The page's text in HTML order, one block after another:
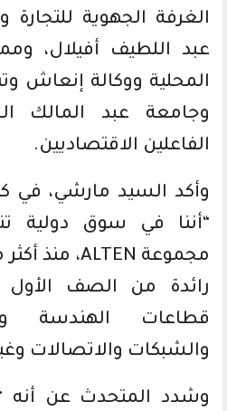
الغرفة الجهوية للتجارة
عبد اللطيف أفيلال،
المحلية ووكالة إنعاش
وجامعة عبد المالك
الفاعلين الاقتصاديين.
وأكد السيد مارشي، في
“أننا في سوق دولية
رائدة من الصف الأول
قطاعات الهندسة
والشبكات والاتصالات
وشدد المتحدث عن أنه